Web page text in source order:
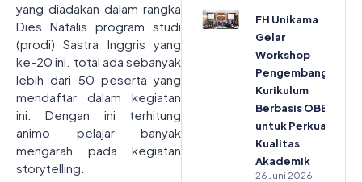
yang diadakan dalam rangka
Dies Natalis program studi
(prodi) Sastra Inggris yang
ke-20 ini. total ada sebanyak
lebih dari 50 peserta yang
mendaftar dalam kegiatan
ini. Dengan ini terhitung
animo pelajar banyak
mengarah pada kegiatan
storytelling.
FH Unikama
Gelar
Workshop
Pengembangan
Kurikulum
Berbasis OBE
untuk Perkuat
Kualitas
Akademik
26 Juni 2026